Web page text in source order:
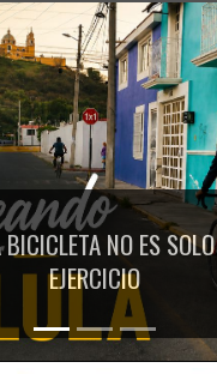
NO ES
EJERCICIO